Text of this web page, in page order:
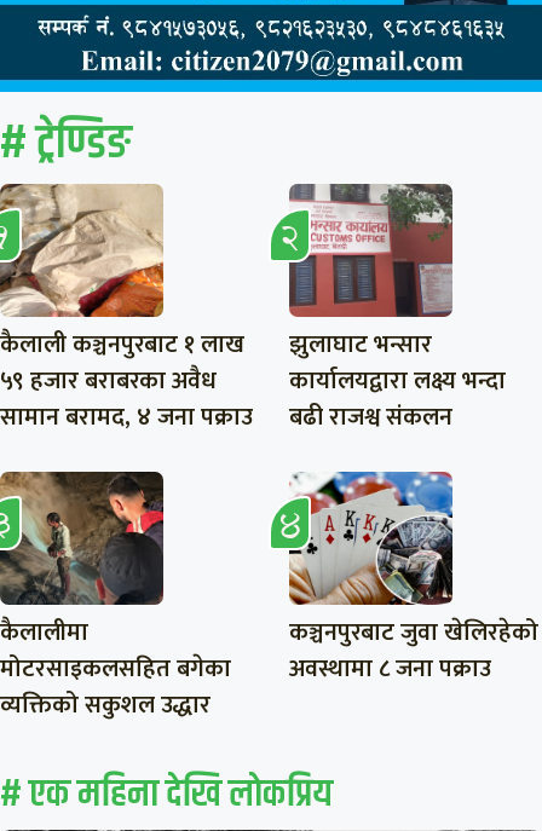
# ट्रेण्डिङ
कैलाली कञ्चनपुरबाट १ लाख
५९ हजार बराबरका अवैध
सामान बरामद, ४ जना पक्राउ
झुलाघाट भन्सार
कार्यालयद्वारा लक्ष्य भन्दा
बढी राजश्व संकलन
कैलालीमा
मोटरसाइकलसहित बगेका
व्यक्तिको सकुशल उद्धार
कञ्चनपुरबाट जुवा खेलिरहेको
अवस्थामा ८ जना पक्राउ
# एक महिना देखि लाेकप्रिय